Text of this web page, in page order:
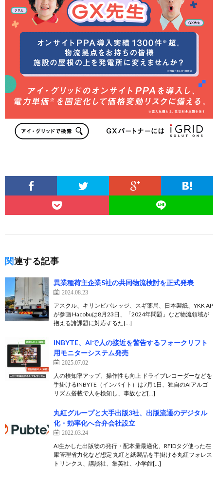
関連する記事
異業種荷主企業5社の共同物流検討を正式発表
2024.08.23
アスクル、キリンビバレッジ、スギ薬局、日本製紙、YKK AP
が参画 Hacobuは8月23日、「2024年問題」など物流領域が
抱える諸課題に対応するた[…]
INBYTE、AIで人の接近を警告するフォークリフト
用モニターシステム発売
2025.07.02
人の検知率アップ、操作性も向上 ドライブレコーダーなどを
手掛けるINBYTE（インバイト）は7月1日、独自のAIアルゴ
リズム搭載で人を検知し、事故など[…]
丸紅グループと大手出版3社、出版流通のデジタル
化・効率化へ合弁会社設立
2022.03.24
AI生かした出版物の発行・配本量最適化、RFIDタグ使った在
庫管理省力化など想定 丸紅と紙製品を手掛ける丸紅フォレス
トリンクス、講談社、集英社、小学館[…]